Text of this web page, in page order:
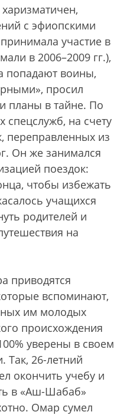
с эфиопскими
участие в
в 2006–2009 гг.),
попадают воины,
просил
планы в тайне. По
спецслужб, на счету
переправленных из
Он же занимался
поездок:
чтобы избежать
учащихся
родителей и
на
приводятся
вспоминают,
им молодых
происхождения
уверены в своем
Так, 26-летний
окончить учебу и
в «Аш-Шабаб»
Омар сумел